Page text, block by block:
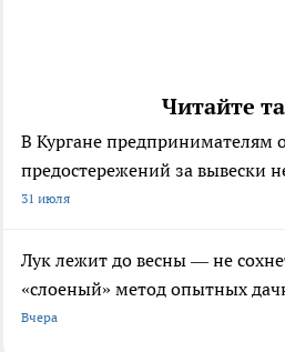
Читайте
В Кургане предпринимателям
предостережений за вывески
31 июля
Лук лежит до весны — не
«слоеный» метод опытных
Вчера